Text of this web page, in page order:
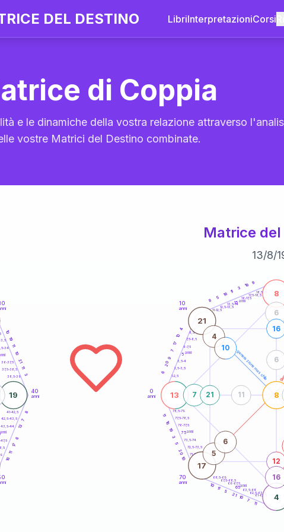
DEL DESTINO LibriInterpretazioniCorsi
di Coppia
e le dinamiche della vostra relazione attraverso
vostre Matrici del Destino combinate.
40
anni
34
36-37,5
37,5-38,5
38,5-39
41-42,5
42,5-43,5
43,5-44
10
19
11
10
21
11
3
8
7
13
6
17
11
16
19
Matrice
13/8/
generazione maschile
0
anni
10
anni
70
anni
1-2,5
2,5-3,5
3,5-4
6-7,5
7,5-8,5
8,5-9
11-12,5
12,5-13,5
13,5-14
16-17,5
17,5-18,5
18,5-19
61-62,5
62,5-63,5
63,5-64
66-67,5
67,5-68,5
68,5-69
71-72,5
72,5-73,5
73,5-74
76-77,5
77,5-78,5
78,5-79
6
20
9
7
17
10
4
8
5
16 11
3 19 9
11
7
10
21
5
11
10
10
20
5
3
19
16
11
13
8
4
8
21
17 12
7
6
16
21
16
11
6
4
10
5
6
5 anni
15 anni
65anni
75anni